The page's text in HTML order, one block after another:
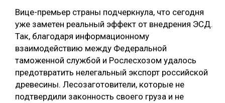
СУШКА ДРЕВЕСИНЫ
МЕБЕЛЬНОЕ ПРОИЗВОДСТВО
Вице-премьер страны подчеркнула, что сегодня
уже заметен реальный эффект от внедрения ЭСД.
Так, благодаря информационному
взаимодействию между Федеральной
таможенной службой и Рослесхозом удалось
предотвратить нелегальный экспорт российской
древесины. Лесозаготовители, которые не
подтвердили законность своего груза и не